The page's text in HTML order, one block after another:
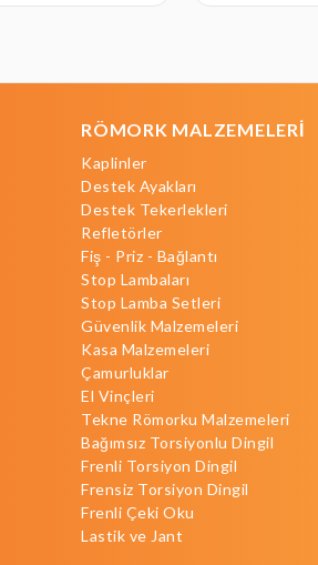
RÖMORK MALZEMELERİ
Kaplinler
Destek Ayakları
Destek Tekerlekleri
Refletörler
Fiş - Priz - Bağlantı
Stop Lambaları
Stop Lamba Setleri
Güvenlik Malzemeleri
Kasa Malzemeleri
Çamurluklar
El Vinçleri
Tekne Römorku Malzemeleri
Bağımsız Torsiyonlu Dingil
Frenli Torsiyon Dingil
Frensiz Torsiyon Dingil
Frenli Çeki Oku
Lastik ve Jant